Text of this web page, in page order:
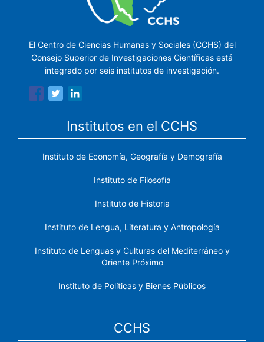
El Centro de Ciencias Humanas y Sociales (CCHS) del
Consejo Superior de Investigaciones Científicas está
integrado por seis institutos de investigación.
Institutos en el CCHS
Instituto de Economía, Geografía y Demografía
Instituto de Filosofía
Instituto de Historia
Instituto de Lengua, Literatura y Antropología
Instituto de Lenguas y Culturas del Mediterráneo y
Oriente Próximo
Instituto de Políticas y Bienes Públicos
CCHS